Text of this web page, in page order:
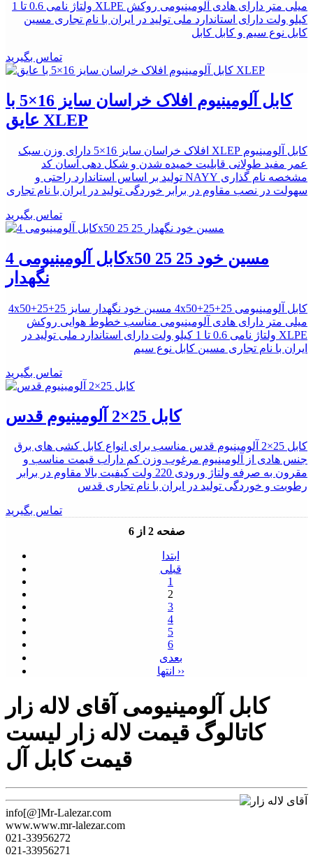
میلی متر دارای هادی آلومینیومی روکش XLPE ولتاژ نامی 0.6 تا 1
کیلو ولت دارای استاندارد ملی تولید در ایران با نام تجاری مسین
کابل نوع سیم و کابل کابل
تماس بگیرید
کابل آلومینیوم افلاک خراسان سایز 16×5 با
عایق XLEP
کابل آلومینیوم XLEP افلاک خراسان سایز 16×5 دارای وزن سبک
عمر مفید طولانی قابلیت خمیده شدن و شکل دهی آسان کد
مشخصه نام گذاری NAYY تولید بر اساس استاندارد راحتی و
سهولت در نصب ﻣﻘﺎﻭم در برابر ﺧﻮﺭﺩگی تولید در ایران با نام تجاری
تماس بگیرید
کابل آلومینیومی 4x50 25 25 مسین خود
نگهدار
کابل آلومینیومی 4x50+25+25 مسین خود نگهدار سایز 4x50+25+25
میلی متر دارای هادی آلومینیومی مناسب خطوط هوایی روکش
XLPE ولتاژ نامی 0.6 تا 1 کیلو ولت دارای استاندارد ملی تولید در
ایران با نام تجاری مسین کابل نوع سیم
تماس بگیرید
کابل 25×2 آلومینیوم قدس
کابل 25×2 آلومینیوم قدس مناسب برای انواع کابل کشی های برق
جنس هادی از آلومینیوم مرغوب وزن کم داراب قیمت مناسب و
مقرون به صرفه ولتاژ ورودی 220 ولت کیفیت بالا مقاوم در برابر
رطوبت و خوردگی تولید در ایران با نام تجاری قدس
تماس بگیرید
صفحه 2 از 6
ابتدا
قبلی
1
2
3
4
5
6
بعدی
انتها ››
کابل آلومینیومی آقای لاله زار
کاتالوگ قیمت لاله زار لیست
قیمت کابل آل
info[@]Mr-Lalezar.com
www.www.mr-lalezar.com
021-33956272
021-33956271